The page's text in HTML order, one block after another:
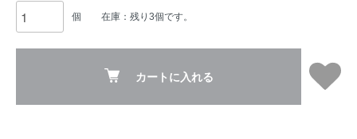
個 在庫：残り3個です。
カートに入れる